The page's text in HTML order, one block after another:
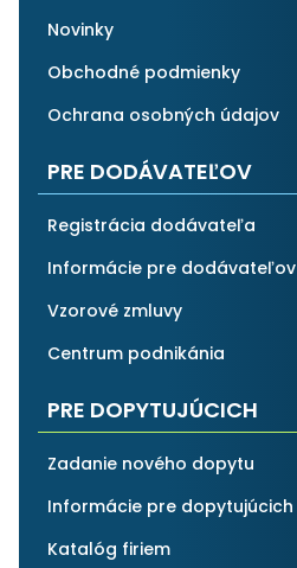
Novinky
Obchodné podmienky
Ochrana osobných údajov
PRE DODÁVATEĽOV
Registrácia dodávateľa
Informácie pre dodávateľov
Vzorové zmluvy
Centrum podnikánia
PRE DOPYTUJÚCICH
Zadanie nového dopytu
Informácie pre dopytujúcich
Katalóg firiem